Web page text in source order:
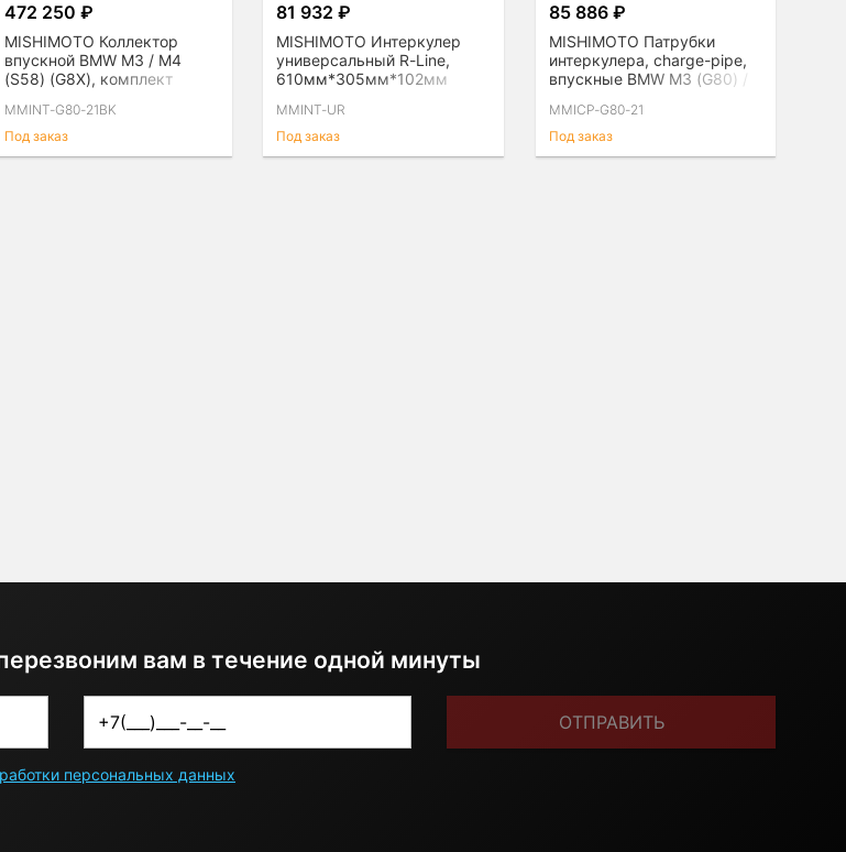
472 250 ₽
MISHIMOTO Коллектор
впускной BMW M3 / M4
(S58) (G8X), комплект
MMINT-G80-21BK
Под заказ
81 932 ₽
MISHIMOTO Интеркулер
универсальный R-Line,
610мм*305мм*102мм
MMINT-UR
Под заказ
85 886 ₽
MISHIMOTO Патрубки
интеркулера, charge-pipe,
впускные BMW M3 (G80) /
MMICP-G80-21
Под заказ
вам в течение одной минуты
ОТПРАВИТЬ
персональных данных